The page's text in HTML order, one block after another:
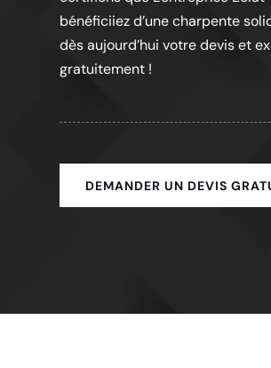
bénéficiiez d’une charpente
dès aujourd’hui votre devis et
gratuitement !
DEMANDER UN DEVIS